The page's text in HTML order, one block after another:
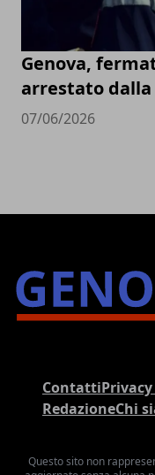
Genova,
arrestato dalla
07/06/2026
Contatti
RedazioneChi
Questo sito non